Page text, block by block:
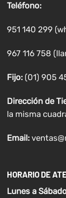
Teléfono:
951 140 299
967 116 758
Fijo:(01) 905
Dirección de
la misma
Email:
HORARIO DE
Lunes a